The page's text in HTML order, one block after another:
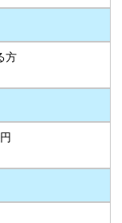
方